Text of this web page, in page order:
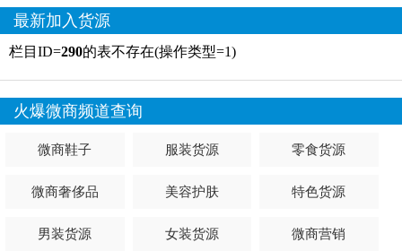
最新加入货源
栏目ID=290的表不存在(操作类型=1)
火爆微商频道查询
微商鞋子 服装货源 零食货源
微商奢侈品 美容护肤 特色货源
男装货源 女装货源 微商营销